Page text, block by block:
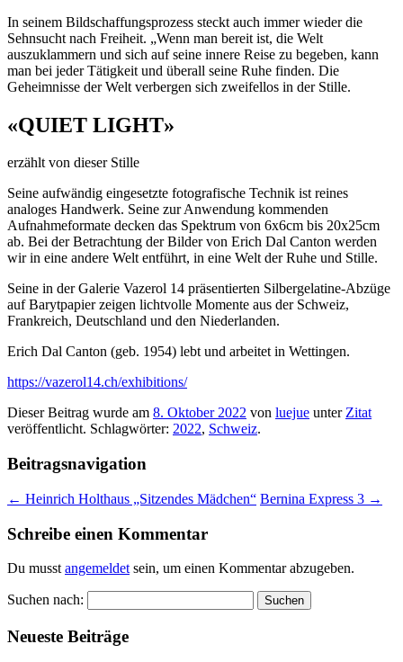
In seinem Bildschaffungsprozess steckt auch immer wieder die
Sehnsucht nach Freiheit. „Wenn man bereit ist, die Welt
auszuklammern und sich auf seine innere Reise zu begeben, kann
man bei jeder Tätigkeit und überall seine Ruhe finden. Die
Geheimnisse der Welt verbergen sich zweifellos in der Stille.
«QUIET LIGHT»
erzählt von dieser Stille
Seine aufwändig eingesetzte fotografische Technik ist reines
analoges Handwerk. Seine zur Anwendung kommenden
Aufnahmeformate decken das Spektrum von 6x6cm bis 20x25cm
ab. Bei der Betrachtung der Bilder von Erich Dal Canton werden
wir in eine andere Welt entführt, in eine Welt der Ruhe und Stille.
Seine in der Galerie Vazerol 14 präsentierten Silbergelatine-Abzüge
auf Barytpapier zeigen lichtvolle Momente aus der Schweiz,
Frankreich, Deutschland und den Niederlanden.
Erich Dal Canton (geb. 1954) lebt und arbeitet in Wettingen.
https://vazerol14.ch/exhibitions/
Dieser Beitrag wurde am 8. Oktober 2022 von luejue unterZitat
veröffentlicht. Schlagwörter: 2022, Schweiz.
Beitragsnavigation
← Heinrich Holthaus „Sitzendes Mädchen“ Bernina Express 3 →
Schreibe einen Kommentar
Du musst angemeldet sein, um einen Kommentar abzugeben.
Suchen nach:
Neueste Beiträge